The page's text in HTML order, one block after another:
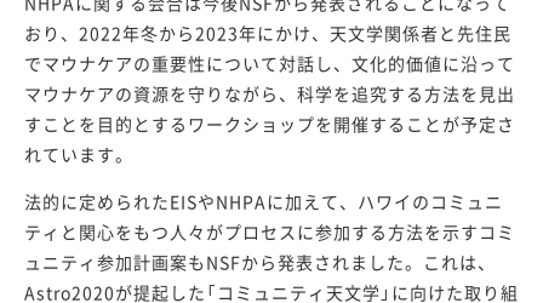
おり、2022年冬から2023年にかけ、天文学関係者と先住民
でマウナケアの重要性について対話し、文化的価値に沿って
マウナケアの資源を守りながら、科学を追究する方法を見出
すことを目的とするワークショップを開催することが予定さ
れています。
法的に定められたEISやNHPAに加えて、ハワイのコミュニ
ティと関心をもつ人々がプロセスに参加する方法を示すコミ
ュニティ参加計画案もNSFから発表されました。これは、
Astro2020が提起した「コミュニティ天文学」に向けた取り組